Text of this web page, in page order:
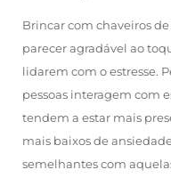
Brincar com chaveiros
parecer agradável ao
lidarem com o estresse.
pessoas interagem com
tendem a estar mais
mais baixos de
semelhantes com